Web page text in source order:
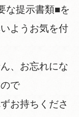
な提示書類■を
ようお気を付
、お忘れにな
で
お持ちくださ